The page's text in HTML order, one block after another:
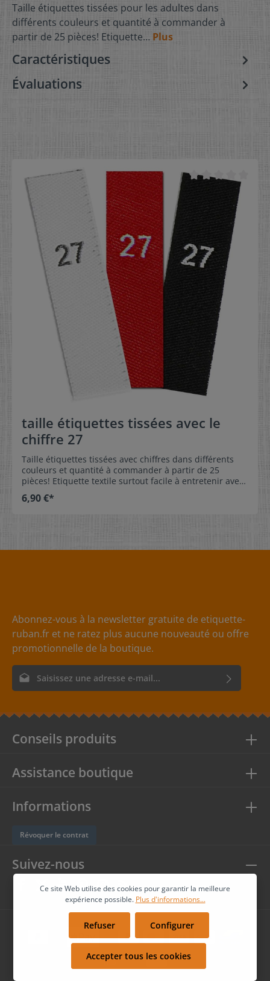
Taille étiquettes tissées pour les adultes dans
différents couleurs et quantité à commander à
partir de 25 pièces! Etiquette… Plus
Caractéristiques
Évaluations
taille étiquettes tissées avec le
chiffre 27
Taille étiquettes tissées avec chiffres dans différents
couleurs et quantité à commander à partir de 25
pièces! Etiquette textile surtout facile à entretenir avec
peut être pliée au milieu et cousue comme dragonne.
couleur d’écriture: blanche couleur de la bande:
rouge couleur d’écriture: blanche couleur de la
bande: blanche couleur d’écriture: gris
6,90 €*
Abonnez-vous à la newsletter gratuite de etiquette-
ruban.fr et ne ratez plus aucune nouveauté ou offre
promotionnelle de la boutique.
Adresse e-mail*
acceptez nos
conditions générales
Suivez-nous
Conseils produits
Assistance boutique
Informations
Révoquer le contrat
Ce site Web utilise des cookies pour garantir la meilleure
expérience possible. Plus d'informations...
Refuser Configurer
Accepter tous les cookies